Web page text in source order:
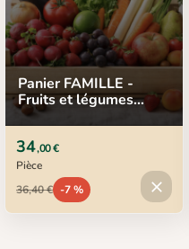
Panier FAMILLE -
Fruits et légumes
locaux
34,00 €
Pièce
36,40 € -7 % close